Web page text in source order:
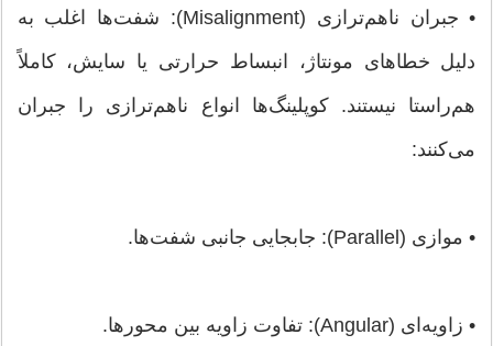
• جبران ناهم‌ترازی (Misalignment): شفت‌ها اغلب به
دلیل خطاهای مونتاژ، انبساط حرارتی یا سایش، کاملاً
هم‌راستا نیستند. کوپلینگ‌ها انواع ناهم‌ترازی را جبران
می‌کنند:
• موازی (Parallel): جابجایی جانبی شفت‌ها.
• زاویه‌ای (Angular): تفاوت زاویه بین محورها.